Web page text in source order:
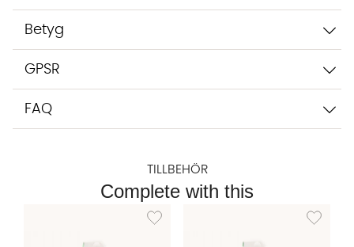
Betyg
GPSR
FAQ
TILLBEHÖR
Complete with this
Lägg till i önskelista: TEXTILSKYDD 500ml
Lägg till i